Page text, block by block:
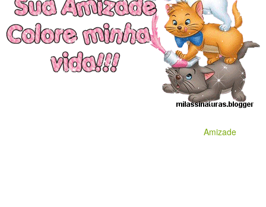
Amizade